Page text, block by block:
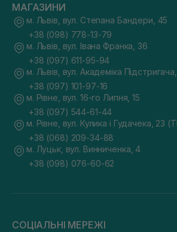
МАГАЗИНИ
м. Львів, вул. Степана Бандери, 45
+38 (098) 778-13-79
м. Львів, вул. Івана Франка, 36
+38 (097) 611-95-94
м. Львів, вул. Академіка
+38 (097) 101-97-16
м. Рівне, вул. 16-го Липня, 15
+38 (097) 544-61-44
м. Рівне, вул. Кулика і Гудачека, 23
+38 (068) 209-34-88
м. Луцьк, вул. Винниченка, 4
+38 (098) 076-60-62
СОЦІАЛЬНІ МЕРЕЖІ